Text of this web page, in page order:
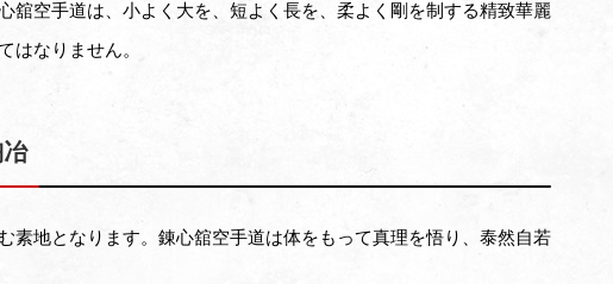
舘空手道は、小よく大を、短よく長を、柔よく剛を制する精致華麗
はなりません。
地となります。錬心舘空手道は体をもって真理を悟り、泰然自若